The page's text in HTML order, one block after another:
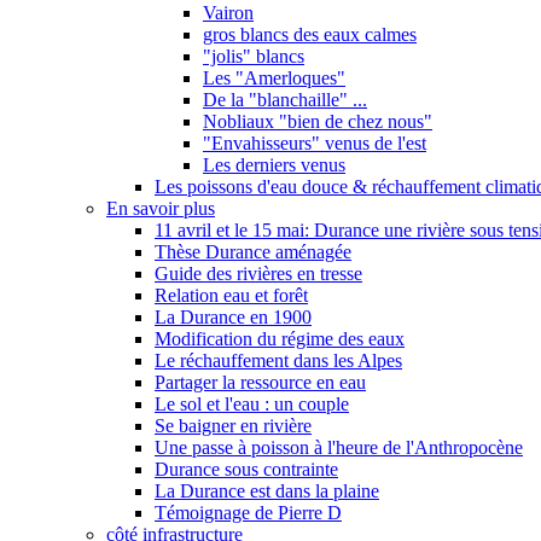
Vairon
gros blancs des eaux calmes
"jolis" blancs
Les "Amerloques"
De la "blanchaille" ...
Nobliaux "bien de chez nous"
"Envahisseurs" venus de l'est
Les derniers venus
Les poissons d'eau douce & réchauffement
En savoir plus
11 avril et le 15 mai: Durance une rivière sous
Thèse Durance aménagée
Guide des rivières en tresse
Relation eau et forêt
La Durance en 1900
Modification du régime des eaux
Le réchauffement dans les Alpes
Partager la ressource en eau
Le sol et l'eau : un couple
Se baigner en rivière
Une passe à poisson à l'heure de l'Anthropocène
Durance sous contrainte
La Durance est dans la plaine
Témoignage de Pierre D
côté infrastructure